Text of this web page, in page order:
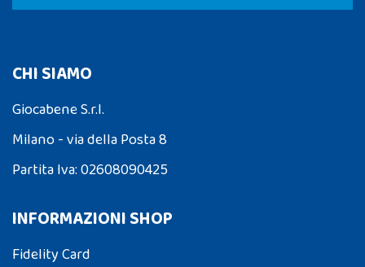
CHI SIAMO
Giocabene S.r.l.
Milano - via della Posta 8
Partita Iva: 02608090425
INFORMAZIONI SHOP
Fidelity Card